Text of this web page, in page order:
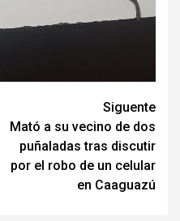
Siguente
Mató a su vecino de dos
puñaladas tras discutir
por el robo de un celular
en Caaguazú